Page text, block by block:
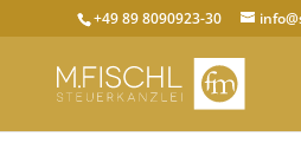
+49 89 8090923-30